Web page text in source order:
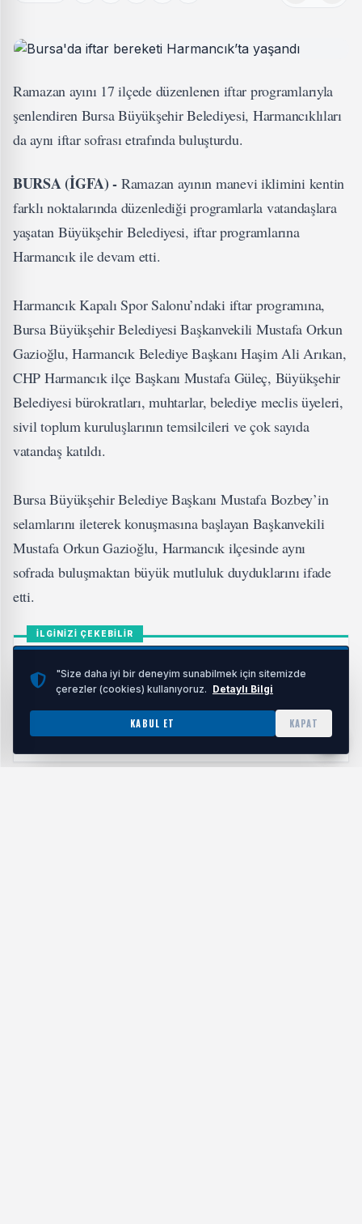
Ramazan ayını 17 ilçede düzenlenen iftar programlarıyla
şenlendiren Bursa Büyükşehir Belediyesi, Harmancıklıları
da aynı iftar sofrası etrafında buluşturdu.
BURSA (İGFA) - Ramazan ayının manevi iklimini kentin
farklı noktalarında düzenlediği programlarla vatandaşlara
yaşatan Büyükşehir Belediyesi, iftar programlarına
Harmancık ile devam etti.
Harmancık Kapalı Spor Salonu’ndaki iftar programına,
Bursa Büyükşehir Belediyesi Başkanvekili Mustafa Orkun
Gazioğlu, Harmancık Belediye Başkanı Haşim Ali Arıkan,
CHP Harmancık ilçe Başkanı Mustafa Güleç, Büyükşehir
Belediyesi bürokratları, muhtarlar, belediye meclis üyeleri,
sivil toplum kuruluşlarının temsilcileri ve çok sayıda
vatandaş katıldı.
Bursa Büyükşehir Belediye Başkanı Mustafa Bozbey’in
selamlarını ileterek konuşmasına başlayan Başkanvekili
Mustafa Orkun Gazioğlu, Harmancık ilçesinde aynı
sofrada buluşmaktan büyük mutluluk duyduklarını ifade
etti.
İLGİNİZİ ÇEKEBİLİR
Bursa Koza Kadın Derneği’nden Gülten belgeseli
"Size daha iyi bir deneyim sunabilmek için sitemizde
çerezler (cookies) kullanıyoruz. Detaylı Bilgi
KABUL ET KAPAT